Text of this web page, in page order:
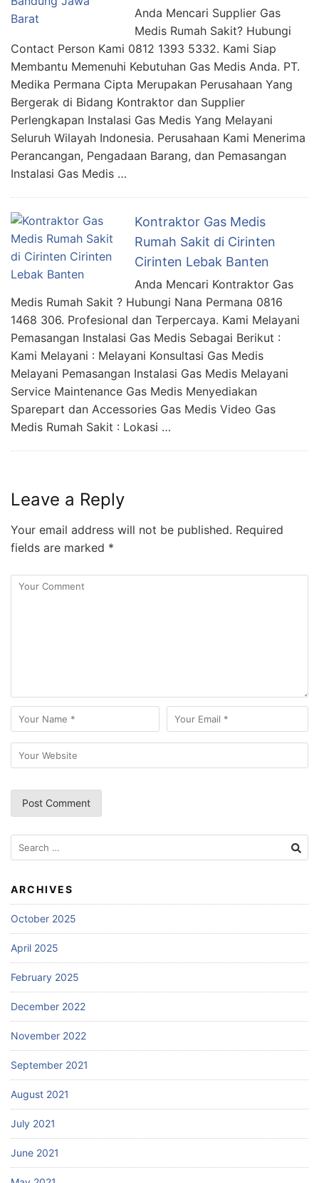
Anda Mencari Supplier Gas
Medis Rumah Sakit? Hubungi
Contact Person Kami 0812 1393 5332. Kami Siap
Membantu Memenuhi Kebutuhan Gas Medis Anda. PT.
Medika Permana Cipta Merupakan Perusahaan Yang
Bergerak di Bidang Kontraktor dan Supplier
Perlengkapan Instalasi Gas Medis Yang Melayani
Seluruh Wilayah Indonesia. Perusahaan Kami Menerima
Perancangan, Pengadaan Barang, dan Pemasangan
Instalasi Gas Medis …
Kontraktor Gas Medis
Rumah Sakit di Cirinten
Cirinten Lebak Banten
Anda Mencari Kontraktor Gas
Medis Rumah Sakit ? Hubungi Nana Permana 0816
1468 306. Profesional dan Terpercaya. Kami Melayani
Pemasangan Instalasi Gas Medis Sebagai Berikut :
Kami Melayani : Melayani Konsultasi Gas Medis
Melayani Pemasangan Instalasi Gas Medis Melayani
Service Maintenance Gas Medis Menyediakan
Sparepart dan Accessories Gas Medis Video Gas
Medis Rumah Sakit : Lokasi …
Leave a Reply
Your email address will not be published. Required
fields are marked *
Search
for:
ARCHIVES
October 2025
April 2025
February 2025
December 2022
November 2022
September 2021
August 2021
July 2021
June 2021